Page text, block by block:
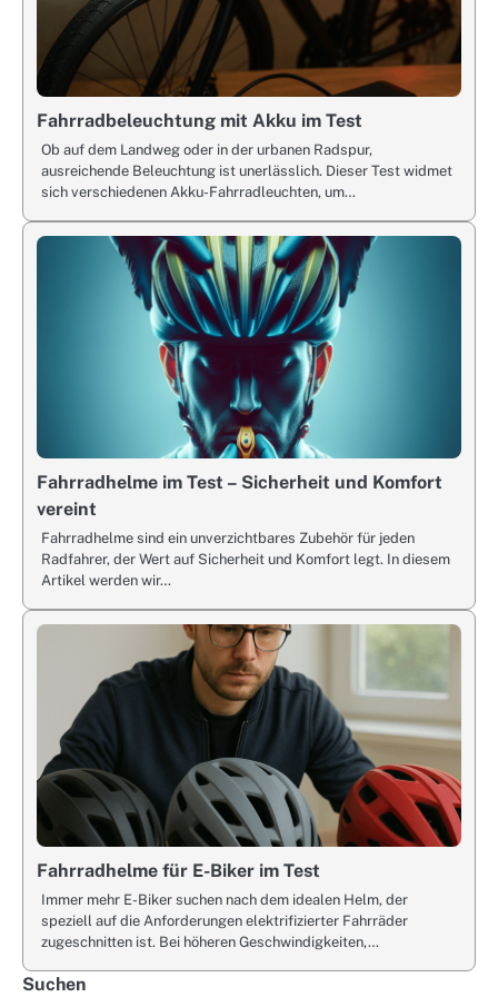
Fahrradbeleuchtung mit Akku im Test
Ob auf dem Landweg oder in der urbanen Radspur,
ausreichende Beleuchtung ist unerlässlich. Dieser Test widmet
sich verschiedenen Akku-Fahrradleuchten, um…
Fahrradhelme im Test – Sicherheit und Komfort
vereint
Fahrradhelme sind ein unverzichtbares Zubehör für jeden
Radfahrer, der Wert auf Sicherheit und Komfort legt. In diesem
Artikel werden wir…
Fahrradhelme für E-Biker im Test
Immer mehr E-Biker suchen nach dem idealen Helm, der
speziell auf die Anforderungen elektrifizierter Fahrräder
zugeschnitten ist. Bei höheren Geschwindigkeiten,…
Suchen